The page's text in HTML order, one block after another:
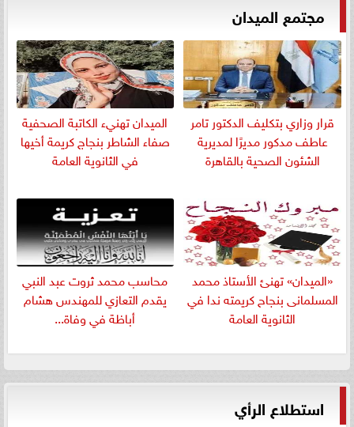
مجتمع الميدان
قرار وزاري بتكليف الدكتور تامر
عاطف مدكور مديرًا لمديرية
الشئون الصحية بالقاهرة
الميدان تهنيء الكاتبة الصحفية
صفاء الشاطر بنجاج كريمة أخيها
في الثانوية العامة
«الميدان» تهنئ الأستاذ محمد
المسلمانى بنجاح كريمته ندا في
الثانوية العامة
​محاسب محمد ثروت عبد النبي
يقدم التعازي للمهندس هشام
أباظة في وفاة...
استطلاع الرأي